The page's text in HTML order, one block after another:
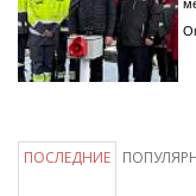
ПОСЛЕДНИЕ